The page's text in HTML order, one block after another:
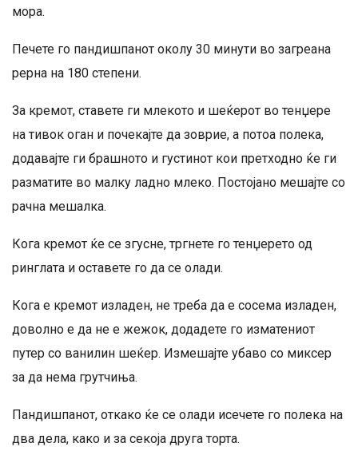
мора.
Печете го пандишпанот околу 30 минути во загреана
рерна на 180 степени.
За кремот, ставете ги млекото и шеќерот во тенџере
на тивок оган и почекајте да зоврие, а потоа полека,
додавајте ги брашното и густинот кои претходно ќе ги
разматите во малку ладно млеко. Постојано мешајте со
рачна мешалка.
Кога кремот ќе се згусне, тргнете го тенџерето од
ринглата и оставете го да се олади.
Кога е кремот изладен, не треба да е сосема изладен,
доволно е да не е жежок, додадете го изматениот
путер со ванилин шеќер. Измешајте убаво со миксер
за да нема грутчиња.
Пандишпанот, откако ќе се олади исечете го полека на
два дела, како и за секоја друга торта.